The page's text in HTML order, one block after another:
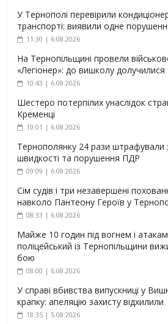
У Тернополі перевірили
транспорті: виявили одне
11:30 | 6.08.2026
На Тернопільщині провели
«Легіонер»: до вишколу долучилися
10:43 | 6.08.2026
Шестеро потерпілих унаслідок
Кременці
10:01 | 6.08.2026
Тернополянку 24 рази штрафували
швидкості та порушення ПДР
09:09 | 6.08.2026
Сім судів і три незавершені
навколо Пантеону Героїв у
08:33 | 6.08.2026
Майже 10 годин під вогнем і
поліцейський із Тернопільщини
бою
08:00 | 6.08.2026
У справі вбивства випускниці у
крапку: апеляцію захисту відхилили
18:35 | 5.08.2026